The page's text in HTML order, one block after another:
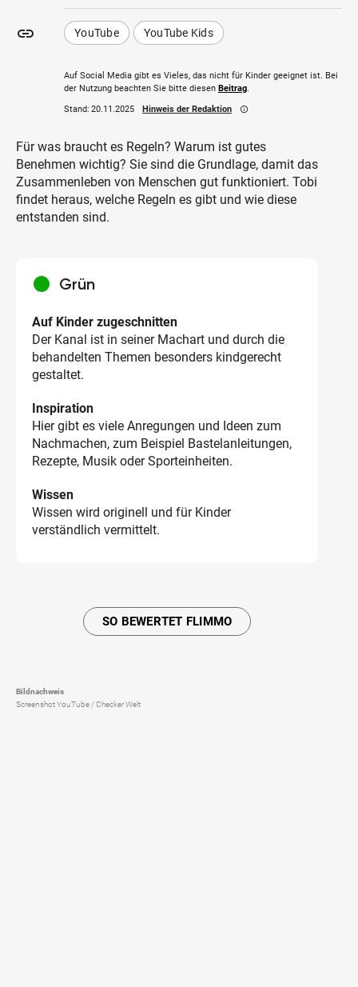
insert_link YouTube YouTube Kids
Auf Social Media gibt es Vieles, das nicht für Kinder geeignet ist. Bei
der Nutzung beachten Sie bitte diesen Beitrag.
Stand: 20.11.2025 Hinweis der Redaktion info_outline
Für was braucht es Regeln? Warum ist gutes
Benehmen wichtig? Sie sind die Grundlage, damit das
Zusammenleben von Menschen gut funktioniert. Tobi
findet heraus, welche Regeln es gibt und wie diese
entstanden sind.
circle Grün
Auf Kinder zugeschnitten
Der Kanal ist in seiner Machart und durch die
behandelten Themen besonders kindgerecht
gestaltet.
Inspiration
Hier gibt es viele Anregungen und Ideen zum
Nachmachen, zum Beispiel Bastelanleitungen,
Rezepte, Musik oder Sporteinheiten.
Wissen
Wissen wird originell und für Kinder
verständlich vermittelt.
SO BEWERTET FLIMMO
Bildnachweis
Screenshot YouTube / Checker Welt